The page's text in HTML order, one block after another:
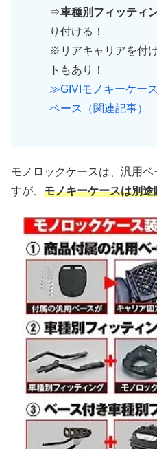
⇒車種別フィッティ
り付ける！
※リアキャリアを付
トもあり！
≫GIVIモノキーケー
ベース（関連記事）
モノロックケースは、汎用
すが、 モノキーケースは別途